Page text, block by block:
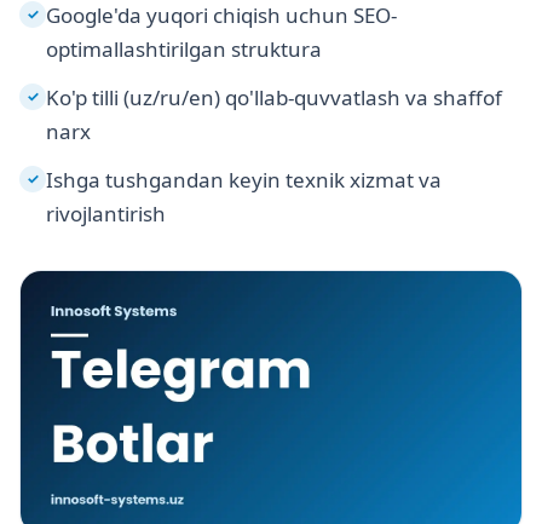
✓ Google'da yuqori chiqish uchun SEO-
optimallashtirilgan struktura
✓ Ko'p tilli (uz/ru/en) qo'llab-quvvatlash va shaffof
narx
✓ Ishga tushgandan keyin texnik xizmat va
rivojlantirish